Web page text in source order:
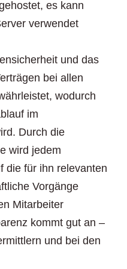
es kann
verwendet
und das
bei allen
wodurch
im
Durch die
wird jedem
die für ihn relevanten
Vorgänge
Mitarbeiter
kommt gut an –
und bei den